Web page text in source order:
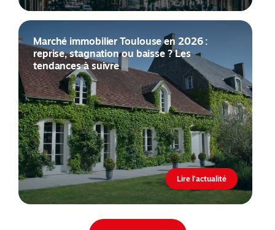
Marché immobilier Toulouse en 2026 :
reprise, stagnation ou baisse ? Les
tendances à suivre
Lire l'actualité